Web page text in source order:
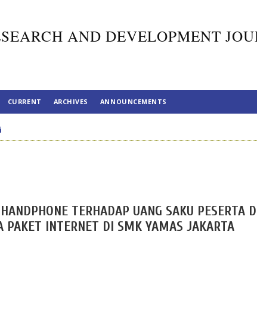
AND DEVELOPMENT
CURRENT ARCHIVES ANNOUNCEMENTS
TERHADAP UANG SAKU PESERTA
PAKET INTERNET DI SMK YAMAS JAKARTA